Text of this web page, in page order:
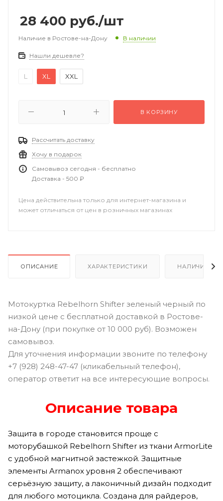
28 400 руб./шт
Наличие в Ростове-на-Дону В наличии
Нашли дешевле?
L XL XXL
В КОРЗИНУ
Рассчитать доставку
Хочу в подарок
Самовывоз сегодня - бесплатно
Доставка - 500 ₽
Цена действительна только для интернет-магазина и
может отличаться от цен в розничных магазинах
ОПИСАНИЕ ХАРАКТЕРИСТИКИ НАЛИЧИЕ В
Мотокуртка Rebelhorn Shifter зеленый черный по
низкой цене с бесплатной доставкой в Ростове-
на-Дону (при покупке от 10 000 руб). Возможен
самовывоз.
Для уточнения информации звоните по телефону
+7 (928) 248-47-47 (кликабельный телефон),
оператор ответит на все интересующие вопросы.
Описание товара
Защита в городе становится проще с
моторубашкой Rebelhorn Shifter из ткани ArmorLite
с удобной магнитной застежкой. Защитные
элементы Armanox уровня 2 обеспечивают
серьёзную защиту, а лаконичный дизайн подходит
для любого мотоцикла. Создана для райдеров,